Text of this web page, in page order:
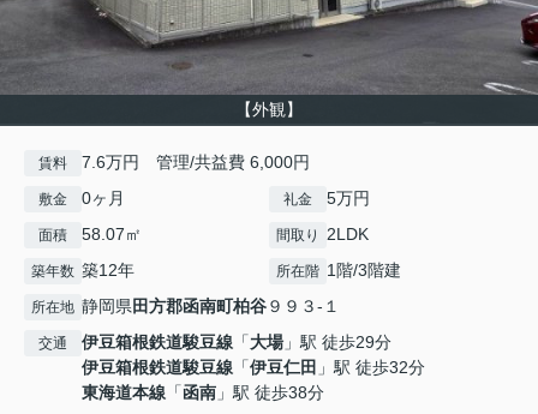
【外観】
賃料 7.6万円 管理/共益費 6,000円
敷金 0ヶ月 礼金 5万円
面積 58.07㎡ 間取り 2LDK
築年数 築12年 所在階 1階/3階建
所在地 静岡県田方郡函南町柏谷９９３-１
交通 伊豆箱根鉄道駿豆線 「大場」駅 徒歩29分
伊豆箱根鉄道駿豆線 「伊豆仁田 」駅 徒歩32分
東海道本線 「函南 」駅 徒歩38分